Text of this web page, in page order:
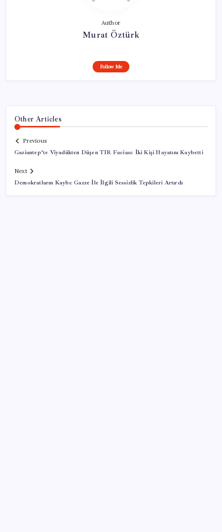
Author
Murat Öztürk
Follow Me
Other Articles
Previous
Gaziantep’te Viyadükten Düşen TIR Faciası: İki Kişi Hayatını Kaybetti
Next
Demokratların Kaybı: Gazze İle İlgili Sessizlik Tepkileri Artırdı